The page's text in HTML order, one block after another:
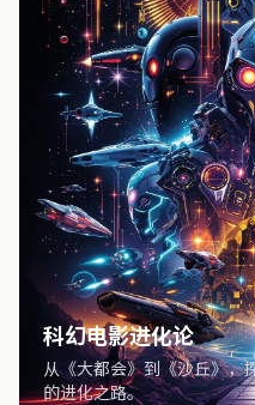
科幻电影进化论
从《大都会》到《沙丘》，
的进化之路。